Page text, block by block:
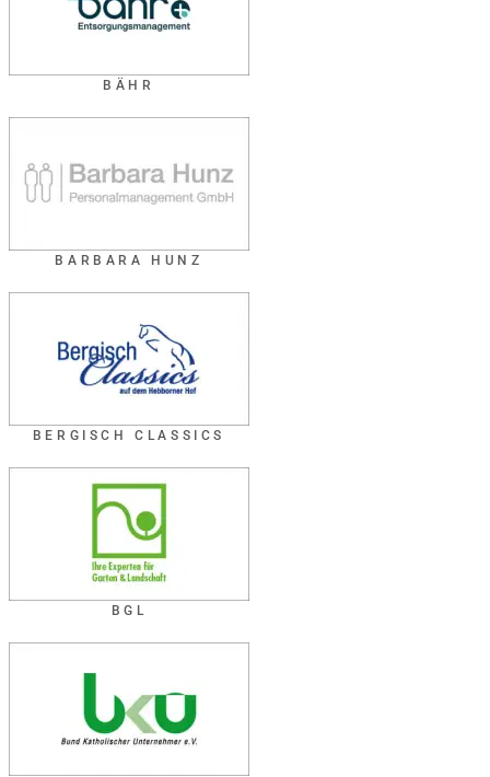
BÄHR
BARBARA HUNZ
BERGISCH CLASSICS
BGL